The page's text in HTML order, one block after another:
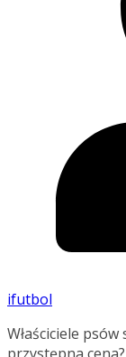
ifutbol
Właściciele